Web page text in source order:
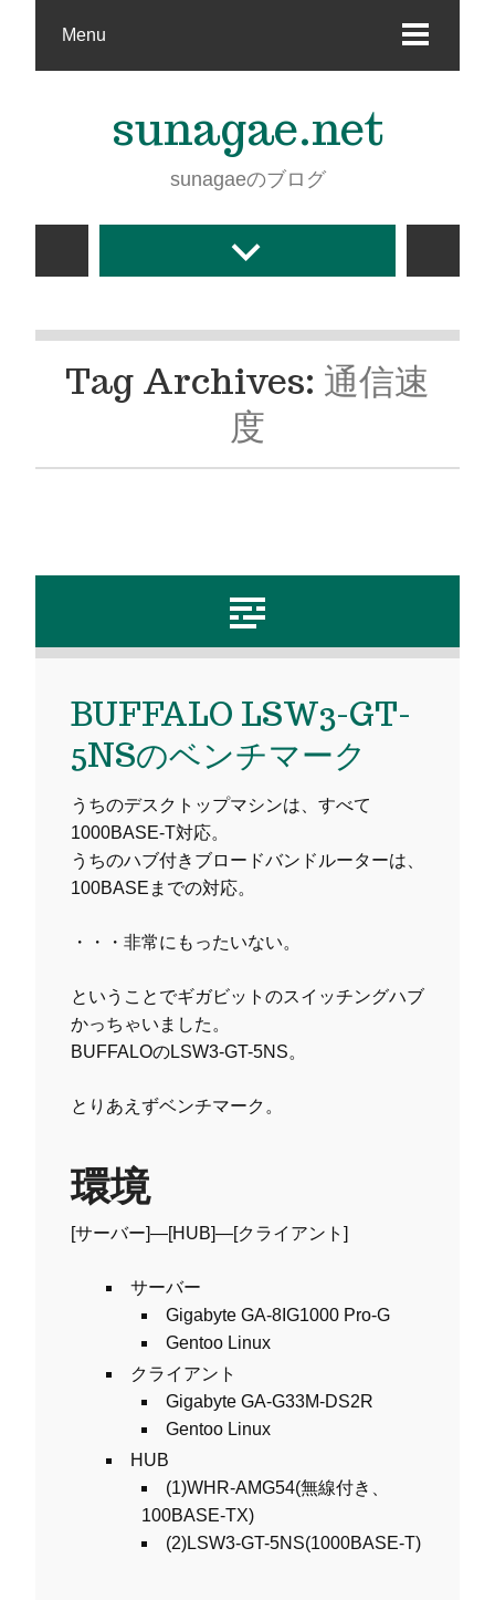
Menu
sunagae.net
sunagaeのブログ
Tag Archives: 通信速
度
BUFFALO LSW3-GT-
5NSのベンチマーク
うちのデスクトップマシンは、すべて
1000BASE-T対応。
うちのハブ付きブロードバンドルーターは、
100BASEまでの対応。
・・・非常にもったいない。
ということでギガビットのスイッチングハブ
かっちゃいました。
BUFFALOのLSW3-GT-5NS。
とりあえずベンチマーク。
環境
[サーバー]—[HUB]—[クライアント]
サーバー
Gigabyte GA-8IG1000 Pro-G
Gentoo Linux
クライアント
Gigabyte GA-G33M-DS2R
Gentoo Linux
HUB
(1)WHR-AMG54(無線付き、
100BASE-TX)
(2)LSW3-GT-5NS(1000BASE-T)